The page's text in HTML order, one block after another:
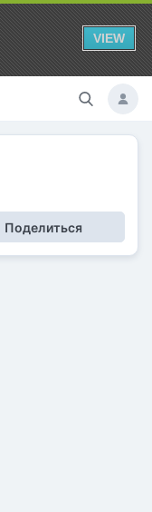
VIEW
Поделиться